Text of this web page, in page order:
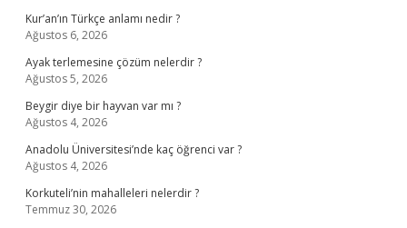
Kur’an’ın Türkçe anlamı nedir ?
Ağustos 6, 2026
Ayak terlemesine çözüm nelerdir ?
Ağustos 5, 2026
Beygir diye bir hayvan var mı ?
Ağustos 4, 2026
Anadolu Üniversitesi’nde kaç öğrenci var ?
Ağustos 4, 2026
Korkuteli’nin mahalleleri nelerdir ?
Temmuz 30, 2026